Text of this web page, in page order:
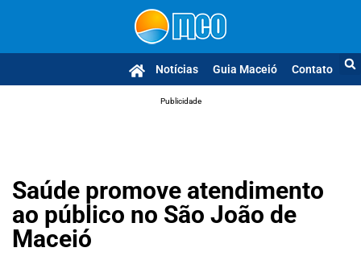
Notícias Guia Maceió Contato
Publicidade
Saúde promove atendimento
ao público no São João de
Maceió